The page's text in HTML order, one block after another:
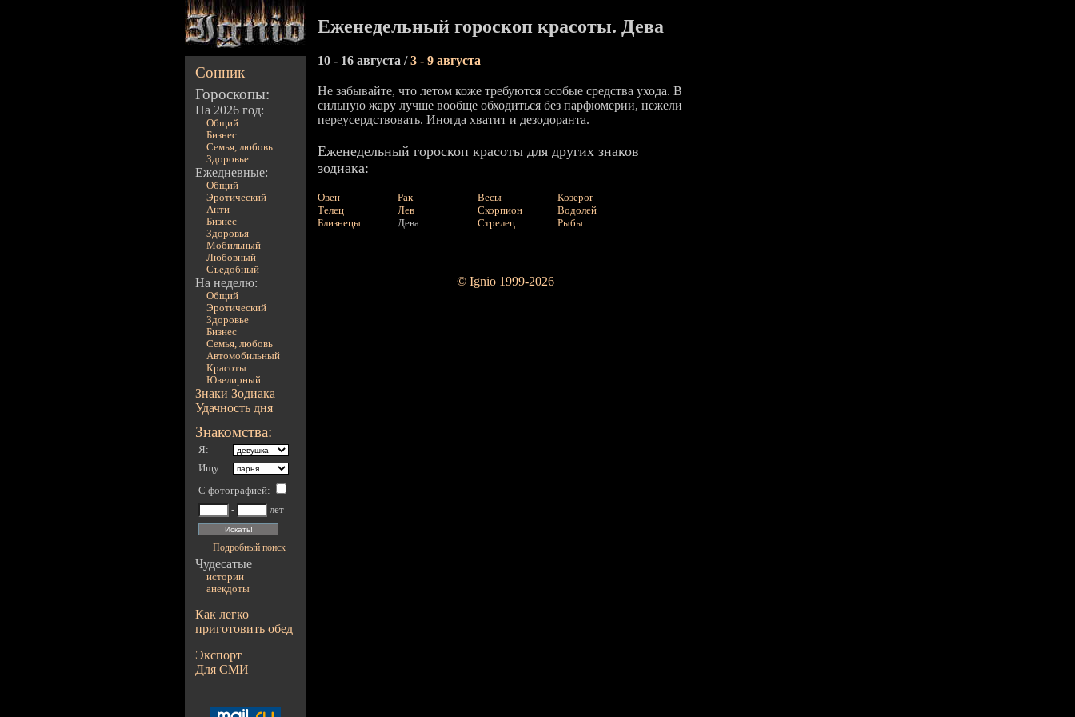
Сонник
Гороскопы:
На 2026 год:
Общий
Бизнес
Семья, любовь
Здоровье
Ежедневные:
Общий
Эротический
Анти
Бизнес
Здоровья
Мобильный
Любовный
Съедобный
На неделю:
Общий
Эротический
Здоровье
Бизнес
Семья, любовь
Автомобильный
Красоты
Ювелирный
Знаки Зодиака
Удачность дня
Знакомства:
Я:
Ищу:
С фотографией:
-
лет
Подробный поиск
Чудесатые
истории
анекдоты
Как легко
приготовить обед
Экспорт
Для СМИ
Еженедельный гороскоп красоты. Дева
10 - 16 августа /3 - 9 августа
Не забывайте, что летом коже требуются особые средства ухода. В
сильную жару лучше вообще обходиться без парфюмерии, нежели
переусердствовать. Иногда хватит и дезодоранта.
Еженедельный гороскоп красоты для других знаков
зодиака:
Овен
Телец
Близнецы
Рак
Лев
Дева
Весы
Скорпион
Стрелец
Козерог
Водолей
Рыбы
© Ignio 1999-2026